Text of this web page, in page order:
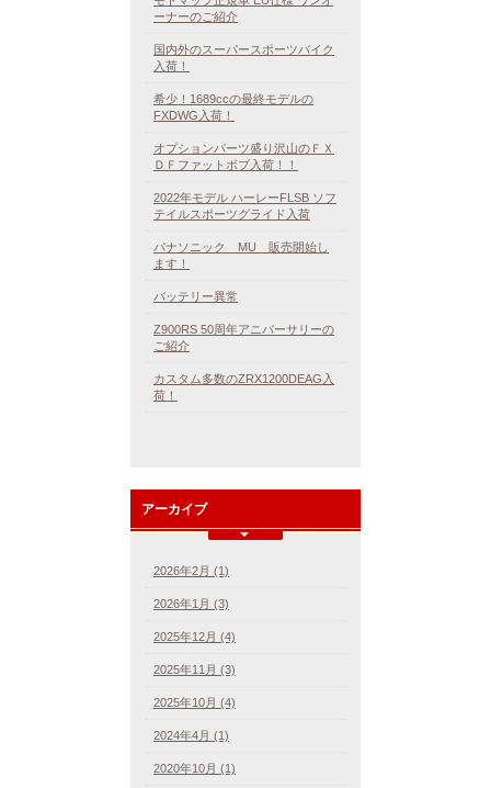
ーナーのご紹介
国内外のスーパースポーツバイク
入荷！
希少！1689ccの最終モデルの
FXDWG入荷！
オプションパーツ盛り沢山のＦＸ
ＤＦファットボブ入荷！！
2022年モデル ハーレーFLSB ソフ
テイルスポーツグライド入荷
パナソニック MU 販売開始し
ます！
バッテリー異常
Z900RS 50周年アニバーサリーの
ご紹介
カスタム多数のZRX1200DEAG入
荷！
アーカイブ
2026年2月 (1)
2026年1月 (3)
2025年12月 (4)
2025年11月 (3)
2025年10月 (4)
2024年4月 (1)
2020年10月 (1)